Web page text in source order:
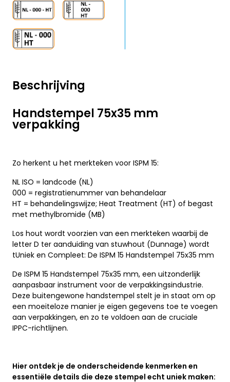
Beschrijving
Handstempel 75x35 mm
verpakking
Zo herkent u het merkteken voor ISPM 15:
NL ISO = landcode (NL)
000 = registratienummer van behandelaar
HT = behandelingswijze; Heat Treatment (HT) of begast
met methylbromide (MB)
Los hout wordt voorzien van een merkteken waarbij de
letter D ter aanduiding van stuwhout (Dunnage) wordt
tUniek en Compleet: De ISPM 15 Handstempel 75x35 mm
De ISPM 15 Handstempel 75x35 mm, een uitzonderlijk
aanpasbaar instrument voor de verpakkingsindustrie.
Deze buitengewone handstempel stelt je in staat om op
een moeiteloze manier je eigen gegevens toe te voegen
aan verpakkingen, en zo te voldoen aan de cruciale
IPPC-richtlijnen.
Hier ontdek je de onderscheidende kenmerken en
essentiële details die deze stempel echt uniek maken: